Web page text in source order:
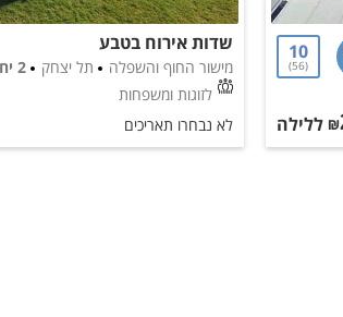
10
56
ללילה
שדות אירוח בטבע
מישור החוף והשפלה תל יצחק
2 יחידות
לזוגות ומשפחות
לא נבחרו תאריכים